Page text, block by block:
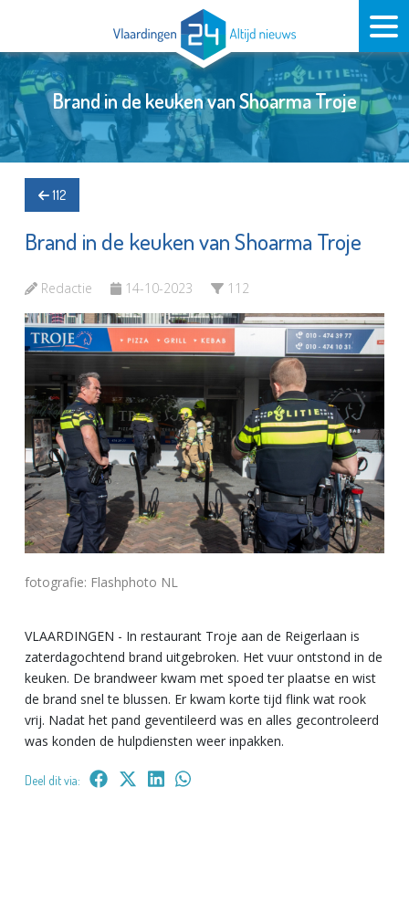
Brand in de keuken van Shoarma Troje
112
Brand in de keuken van Shoarma Troje
Redactie 14-10-2023 112
fotografie: Flashphoto NL
VLAARDINGEN - In restaurant Troje aan de Reigerlaan is
zaterdagochtend brand uitgebroken. Het vuur ontstond in de
keuken. De brandweer kwam met spoed ter plaatse en wist
de brand snel te blussen. Er kwam korte tijd flink wat rook
vrij. Nadat het pand geventileerd was en alles gecontroleerd
was konden de hulpdiensten weer inpakken.
Deel dit via: